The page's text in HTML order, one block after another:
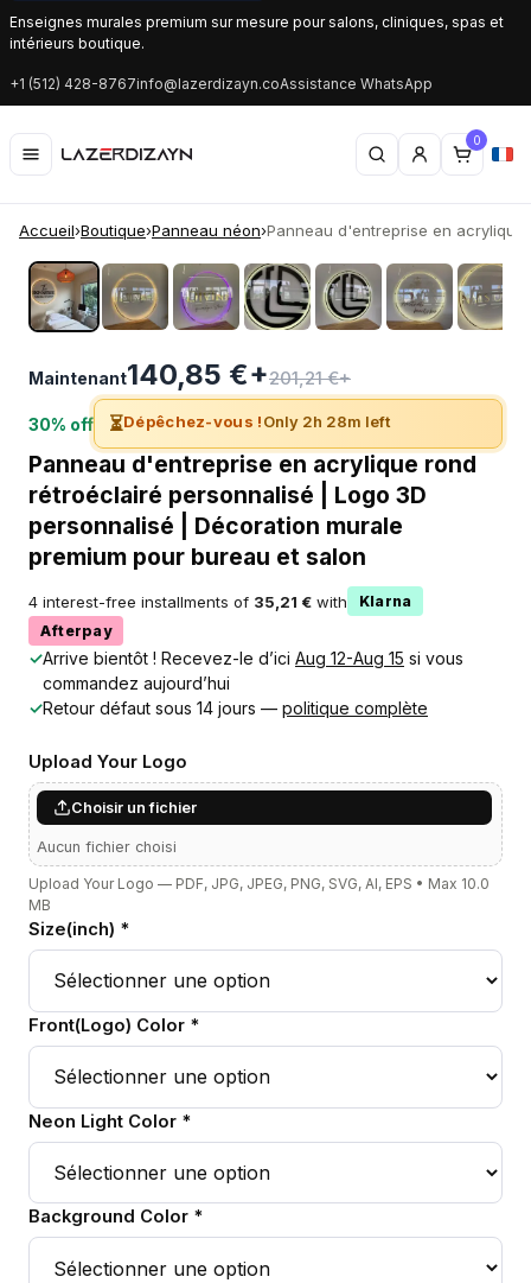
Enseignes murales premium sur mesure pour salons, cliniques, spas et
intérieurs boutique.
+1 (512) 428-8767info@lazerdizayn.coAssistance WhatsApp
0
Accueil›Boutique›Panneau néon›Panneau d'entreprise en acrylique
‹ ›
Maintenant140,85 €+201,21 €+
30% off ⏳Dépêchez-vous !Only 2h 28m left
Panneau d'entreprise en acrylique rond
rétroéclairé personnalisé | Logo 3D
personnalisé | Décoration murale
premium pour bureau et salon
4 interest-free installments of 35,21 € with
Klarna
Afterpay
✓Arrive bientôt ! Recevez-le d’ici Aug 12-Aug 15 si vous
commandez aujourd’hui
✓Retour défaut sous 14 jours — politique complète
Upload Your Logo
Choisir un fichier
Aucun fichier choisi
Upload Your Logo — PDF, JPG, JPEG, PNG, SVG, AI, EPS • Max 10.0
MB
Size(inch) *
Front(Logo) Color *
Neon Light Color *
Background Color *